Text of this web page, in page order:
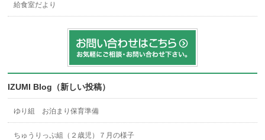
給食室だより
IZUMI Blog（新しい投稿）
ゆり組 お泊まり保育準備
ちゅうりっぷ組（２歳児）７月の様子